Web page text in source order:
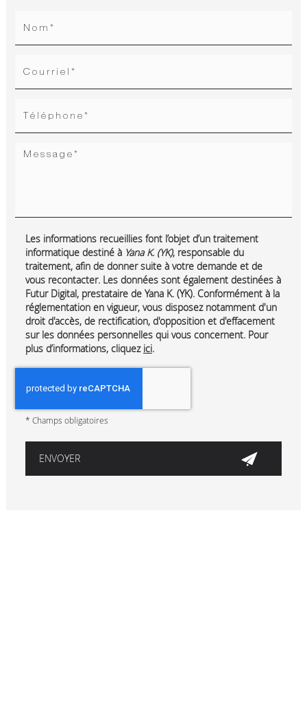
Les informations recueillies font l’objet d’un traitement
informatique destiné àYana K. (YK), responsable du
traitement, afin de donner suite à votre demande et de
vous recontacter. Les données sont également destinées à
Futur Digital, prestataire de Yana K. (YK). Conformément à la
réglementation en vigueur, vous disposez notamment d'un
droit d'accès, de rectification, d'opposition et d'effacement
sur les données personnelles qui vous concernent. Pour
plus d’informations, cliquez ici.
* Champs obligatoires